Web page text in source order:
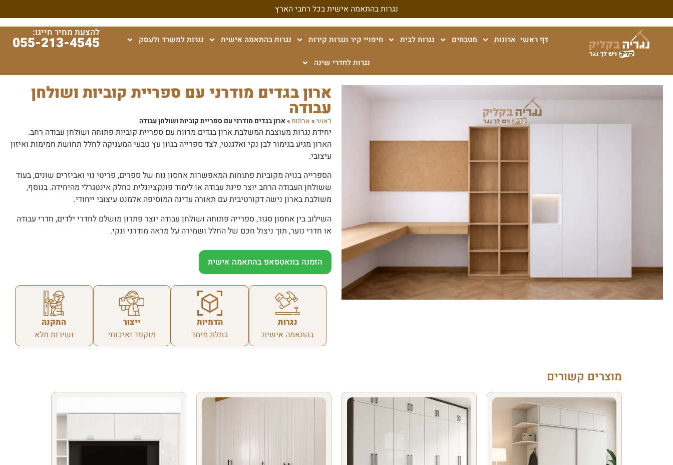
נגרות בהתאמה אישית בכל רחבי הארץ
דף ראשי ארונות מטבחים נגרות לבית חיפויי קיר ונגרות קירות נגרות בהתאמה אישית נגרות למשרד ולעסק
נגרות לחדרי שינה
להצעת מחיר חייגו:
055-213-4545
ארון בגדים מודרני עם ספריית קוביות ושולחן
עבודה
ראשי» ארונות»ארון בגדים מודרני עם ספריית קוביות ושולחן עבודה
יחידת נגרות מעוצבת המשלבת ארון בגדים מרווח עם ספריית קוביות פתוחה ושולחן עבודה רחב.
הארון מגיע בגימור לבן נקי ואלגנטי, לצד ספרייה בגוון עץ טבעי המעניקה לחלל תחושת חמימות ואיזון
עיצובי.
הספרייה בנויה מקוביות פתוחות המאפשרות אחסון נוח של ספרים, פריטי נוי ואביזרים שונים, בעוד
ששולחן העבודה הרחב יוצר פינת עבודה או לימוד פונקציונלית כחלק אינטגרלי מהיחידה. בנוסף,
משולבת בארון נישה דקורטיבית עם תאורה עדינה המוסיפה אלמנט עיצובי ייחודי.
השילוב בין אחסון סגור, ספרייה פתוחה ושולחן עבודה יוצר פתרון מושלם לחדרי ילדים, חדרי עבודה
או חדרי נוער, תוך ניצול חכם של החלל ושמירה על מראה מודרני ונקי.
הזמנה בוואטסאפ בהתאמה אישית
נגרות
בהתאמה אישית
הדמיות
בתלת מימד
ייצור
מוקפד ואיכותי
התקנה
ושירות מלא
מוצרים קשורים